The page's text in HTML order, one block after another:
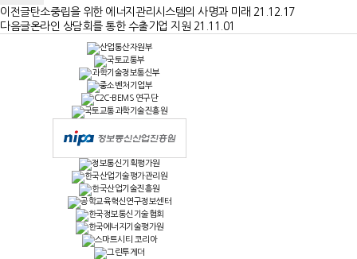
이전글탄소중립을 위한 에너지관리시스템의 사명과 미래 21.12.17
다음글온라인 상담회를 통한 수출기업 지원 21.11.01